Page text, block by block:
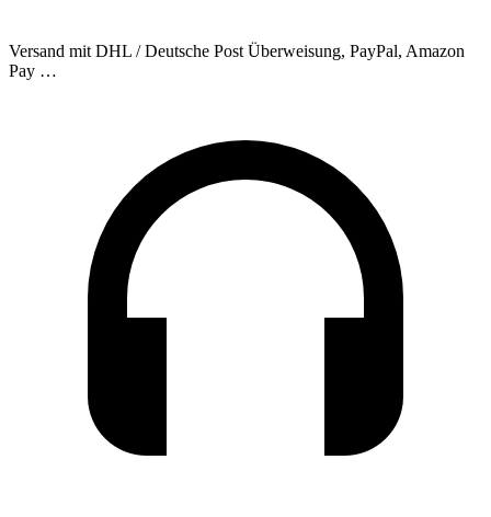
Versand mit DHL / Deutsche Post Überweisung, PayPal, Amazon
Pay …